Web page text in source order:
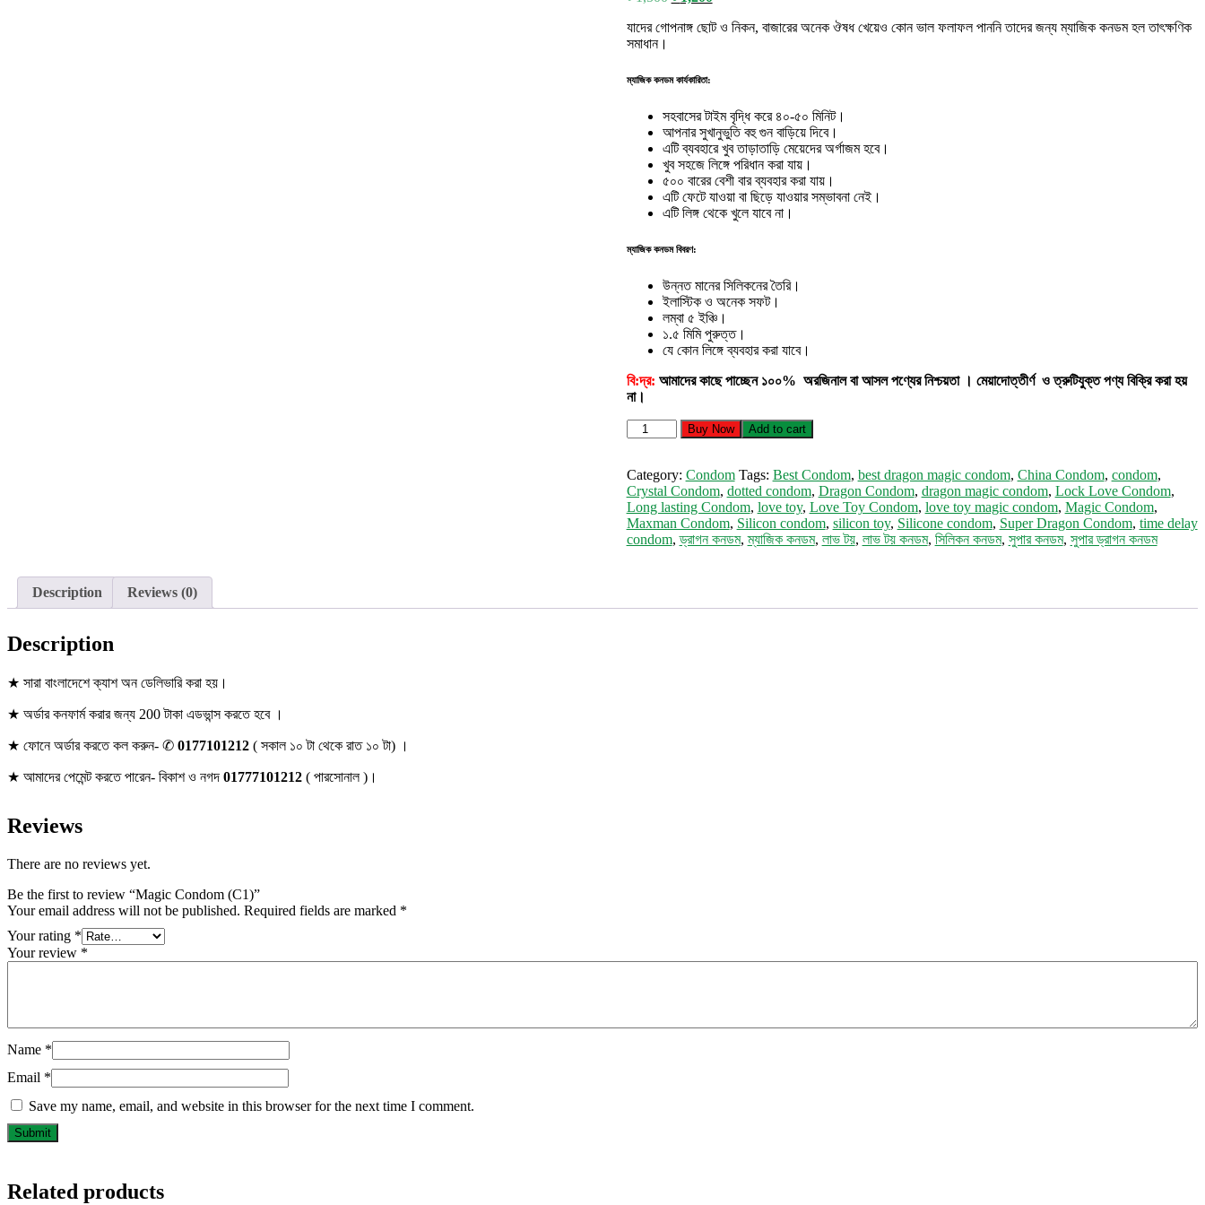
was:
is:
যাদের গোপনাঙ্গ ছোট ও নিকন, বাজারের অনেক ঔষধ খেয়েও কোন ভাল ফলাফল পাননি তাদের জন্য ম্যাজিক কনডম হল তাৎক্ষণিক
সমাধান।
ম্যাজিক কনডম কার্যকারিতা:
সহবাসের টাইম বৃদ্ধি করে ৪০-৫০ মিনিট।
আপনার সুখানুভুতি বহু গুন বাড়িয়ে দিবে।
এটি ব্যবহারে খুব তাড়াতাড়ি মেয়েদের অর্গাজম হবে।
খুব সহজে লিঙ্গে পরিধান করা যায়।
৫০০ বারের বেশী বার ব্যবহার করা যায়।
এটি ফেটে যাওয়া বা ছিড়ে যাওয়ার সম্ভাবনা নেই।
এটি লিঙ্গ থেকে খুলে যাবে না।
ম্যাজিক কনডম বিবরণ:
উন্নত মানের সিলিকনের তৈরি।
ইলাস্টিক ও অনেক সফট।
লম্বা ৫ ইঞ্চি।
১.৫ মিমি পুরুত্ত।
যে কোন লিঙ্গে ব্যবহার করা যাবে।
বি:দ্র: আমাদের কাছে পাচ্ছেন ১০০% অরজিনাল বা আসল পণ্যের নিশ্চয়তা । মেয়াদোত্তীর্ণ ও ত্রুটিযুক্ত পণ্য বিক্রি করা হয়
না।
Magic
Condom
quantity
Buy Now Add to cart
Category: Condom Tags: Best Condom, best dragon magic condom, China Condom, condom,
Crystal Condom, dotted condom, Dragon Condom, dragon magic condom, Lock Love Condom,
Long lasting Condom, love toy, Love Toy Condom, love toy magic condom, Magic Condom,
Maxman Condom, Silicon condom, silicon toy, Silicone condom, Super Dragon Condom, time delay
condom,ড্রাগন কনডম,ম্যাজিক কনডম, লাভ টয়, লাভ টয় কনডম, সিলিকন কনডম, সুপার কনডম, সুপার ড্রাগন কনডম
Description Reviews (0)
Description
★ সারা বাংলাদেশে ক্যাশ অন ডেলিভারি করা হয়।
★ অর্ডার কনফার্ম করার জন্য 200 টাকা এডভান্স করতে হবে ।
★ ফোনে অর্ডার করতে কল করুন- ✆ 0177101212 ( সকাল ১০ টা থেকে রাত ১০ টা) ।
★ আমাদের পেমেন্ট করতে পারেন- বিকাশ ও নগদ 01777101212 ( পারসোনাল )।
Reviews
There are no reviews yet.
Be the first to review “Magic Condom (C1)”
Your email address will not be published. Required fields are marked *
Your rating *
Your review *
Name *
Email *
Save my name, email, and website in this browser for the next time I comment.
Related products